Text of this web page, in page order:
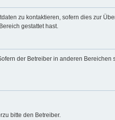
zu kontaktieren, sofern dies zur
gestattet hast.
der Betreiber in anderen
bitte den Betreiber.